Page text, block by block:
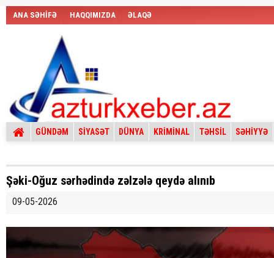
ANA SƏHİFƏ HAQQIMIZDA ƏLAQƏ
GÜNDƏM SİYASƏT DÜNYA KRİMİNAL TƏHSİL SƏHİYYƏ
Şəki-Oğuz sərhədində zəlzələ qeydə alınıb
09-05-2026